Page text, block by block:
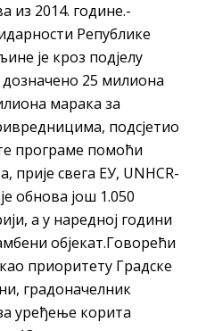
из 2014. године.-
Републике
је кроз подјелу
25 милиона
марака за
подсјетио
програме помоћи
прије свега ЕУ, UNHCR-
обнова још 1.050
а у наредној години
објекат.Говорећи
приоритету Градске
градоначелник
уређење корита